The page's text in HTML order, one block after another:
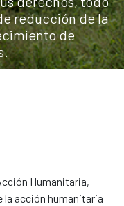
reducción de la
de
Humanitaria,
la acción humanitaria